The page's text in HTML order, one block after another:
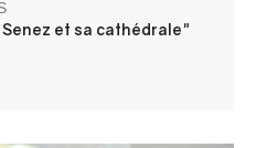
et sa cathédrale"